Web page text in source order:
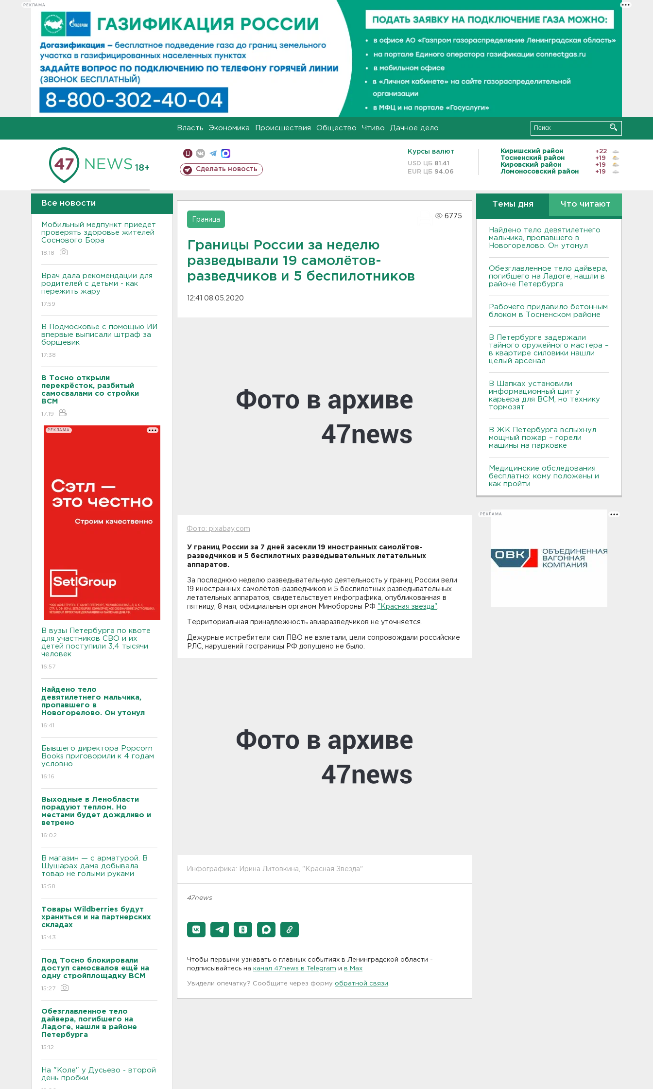
РЕКЛАМА
Власть Экономика Происшествия Общество Чтиво Дачное дело
18+ Сделать новость
Курсы валют
USD ЦБ 81.41
EUR ЦБ 94.06
Киришский район
+22
Тосненский район
+19
Кировский район
+19
Ломоносовский район
+19
Все новости
Мобильный медпункт приедет
проверять здоровье жителей
Соснового Бора
18:18
Врач дала рекомендации для
родителей с детьми - как
пережить жару
17:59
В Подмосковье с помощью ИИ
впервые выписали штраф за
борщевик
17:38
В Тосно открыли
перекрёсток, разбитый
самосвалами со стройки
ВСМ
17:19
РЕКЛАМА
В вузы Петербурга по квоте
для участников СВО и их
детей поступили 3,4 тысячи
человек
16:57
Найдено тело
девятилетнего мальчика,
пропавшего в
Новогорелово. Он утонул
16:41
Бывшего директора Popcorn
Books приговорили к 4 годам
условно
16:16
Выходные в Ленобласти
порадуют теплом. Но
местами будет дождливо и
ветрено
16:02
В магазин — с арматурой. В
Шушарах дама добывала
товар не голыми руками
15:58
Товары Wildberries будут
храниться и на партнерских
складах
15:43
Под Тосно блокировали
доступ самосвалов ещё на
одну стройплощадку ВСМ
15:27
Обезглавленное тело
дайвера, погибшего на
Ладоге, нашли в районе
Петербурга
15:12
На "Коле" у Дусьево - второй
день пробки
Граница
6775
Границы России за неделю
разведывали 19 самолётов-
разведчиков и 5 беспилотников
12:41 08.05.2020
Фото: pixabay.com
У границ России за 7 дней засекли 19 иностранных самолётов-
разведчиков и 5 беспилотных разведывательных летательных
аппаратов.
За последнюю неделю разведывательную деятельность у границ России вели
19 иностранных самолётов-разведчиков и 5 беспилотных разведывательных
летательных аппаратов, свидетельствует инфографика, опубликованная в
пятницу, 8 мая, официальным органом Минобороны РФ "Красная звезда"
Территориальная принадлежность авиаразведчиков не уточняется.
Дежурные истребители сил ПВО не взлетали, цели сопровождали российские
РЛС, нарушений госграницы РФ допущено не было.
Инфографика: Ирина Литовкина, "Красная Звезда"
47news
Чтобы первыми узнавать о главных событиях в Ленинградской области -
подписывайтесь на канал 47news в Telegram и в Maх
Увидели опечатку? Сообщите через форму обратной связи
Темы дня Что читают
Найдено тело девятилетнего
мальчика, пропавшего в
Новогорелово. Он утонул
Обезглавленное тело дайвера,
погибшего на Ладоге, нашли в
районе Петербурга
Рабочего придавило бетонным
блоком в Тосненском районе
В Петербурге задержали
тайного оружейного мастера –
в квартире силовики нашли
целый арсенал
В Шапках установили
информационный щит у
карьера для ВСМ, но технику
тормозят
В ЖК Петербурга вспыхнул
мощный пожар – горели
машины на парковке
Медицинские обследования
бесплатно: кому положены и
как пройти
РЕКЛАМА